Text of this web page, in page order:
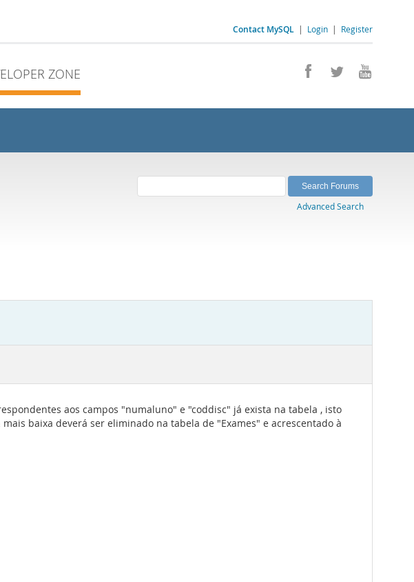
Contact MySQL | Login | Register
ZONE
Advanced Search
aos campos "numaluno" e "coddisc" já exista na tabela , isto
baixa deverá ser eliminado na tabela de "Exames" e acrescentado à